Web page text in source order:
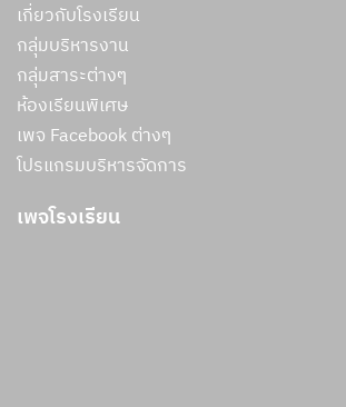
เกี่ยวกับโรงเรียน
กลุ่มบริหารงาน
กลุ่มสาระต่างๆ
ห้องเรียนพิเศษ
เพจ Facebook ต่างๆ
โปรแกรมบริหารจัดการ
เพจโรงเรียน